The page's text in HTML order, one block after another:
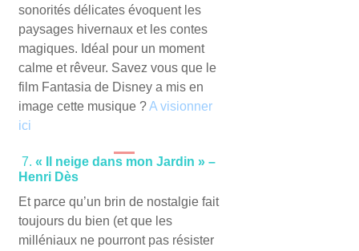
sonorités délicates évoquent les
paysages hivernaux et les contes
magiques. Idéal pour un moment
calme et rêveur. Savez vous que le
film Fantasia de Disney a mis en
image cette musique ?A visionner
ici
7.« Il neige dans mon Jardin » –
Henri Dès
Et parce qu’un brin de nostalgie fait
toujours du bien (et que les
milléniaux ne pourront pas résister